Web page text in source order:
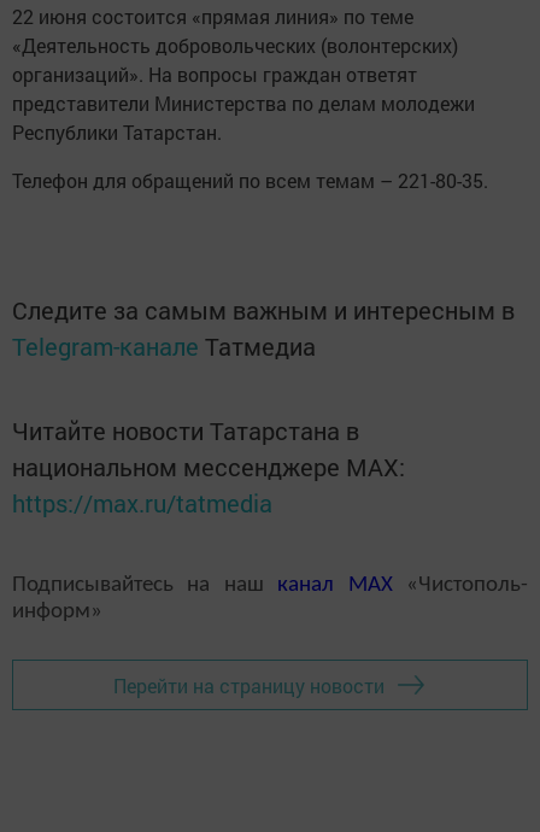
22 июня состоится «прямая линия» по теме
«Деятельность добровольческих (волонтерских)
организаций». На вопросы граждан ответят
представители Министерства по делам молодежи
Республики Татарстан.
Телефон для обращений по всем темам – 221-80-35.
Следите за самым важным и интересным в
Telegram-канале Татмедиа
Читайте новости Татарстана в
национальном мессенджере MАХ:
https://max.ru/tatmedia
Подписывайтесь на наш канал MAX«Чистополь-
информ»
Перейти на страницу новости